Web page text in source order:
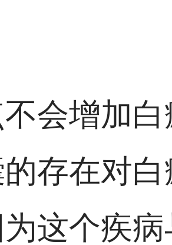
会增加
存在对
这个疾